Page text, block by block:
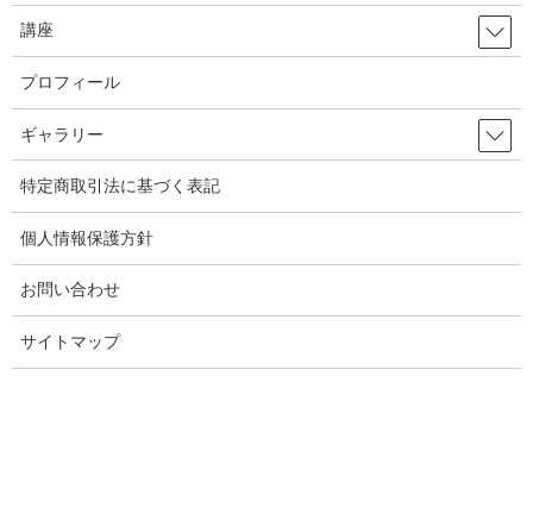
講座
プロフィール
ギャラリー
特定商取引法に基づく表記
個人情報保護方針
お問い合わせ
サイトマップ